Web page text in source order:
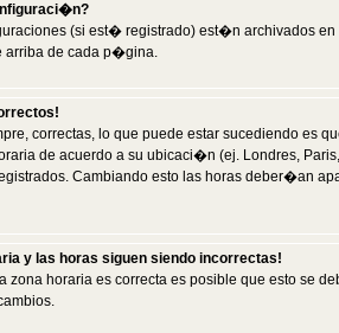
(si est� registrado) est�n archivados
arriba de cada p�gina.
correctas, lo que puede estar sucediendo es
de acuerdo a su ubicaci�n (ej. Londres,
Cambiando esto las horas deber�an
y las horas siguen siendo incorrectas!
zona horaria es correcta es posible que esto se